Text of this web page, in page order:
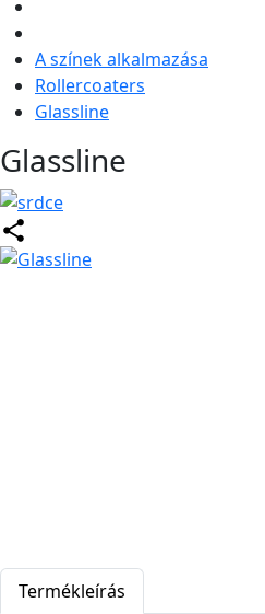
A színek alkalmazása
Rollercoaters
Glassline
Glassline
Termékleírás